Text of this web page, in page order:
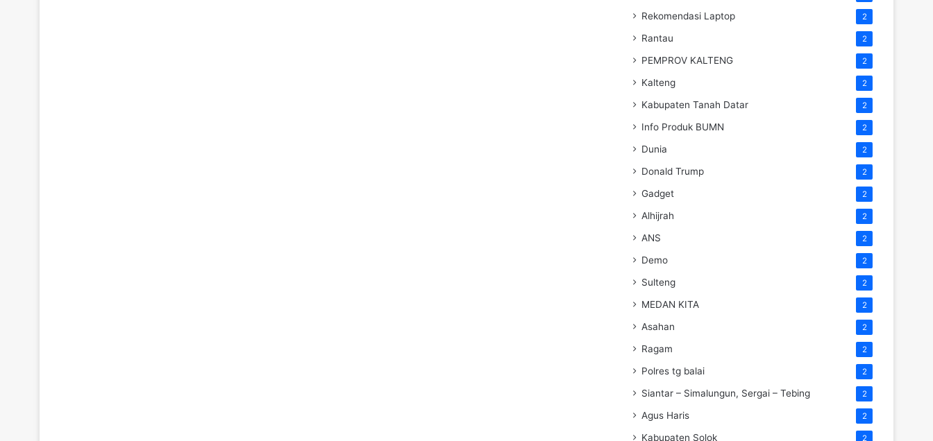
Rekomendasi Laptop 2
Rantau 2
PEMPROV KALTENG 2
Kalteng 2
Kabupaten Tanah Datar 2
Info Produk BUMN 2
Dunia 2
Donald Trump 2
Gadget 2
Alhijrah 2
ANS 2
Demo 2
Sulteng 2
MEDAN KITA 2
Asahan 2
Ragam 2
Polres tg balai 2
Siantar – Simalungun, Sergai – Tebing 2
Agus Haris 2
Kabupaten Solok 2